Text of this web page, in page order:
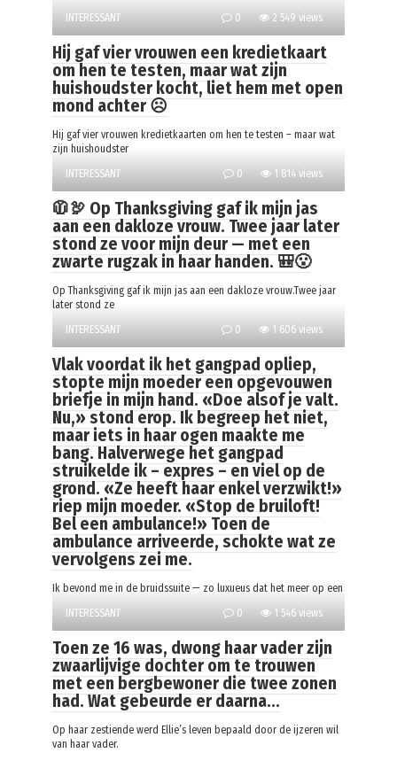
INTERESSANT
0 2 549 views
Hij gaf vier vrouwen een kredietkaart
om hen te testen, maar wat zijn
huishoudster kocht, liet hem met open
mond achter ☹️
Hij gaf vier vrouwen kredietkaarten om hen te testen – maar wat
zijn huishoudster
INTERESSANT
0 1 814 views
🧥🦃 Op Thanksgiving gaf ik mijn jas
aan een dakloze vrouw. Twee jaar later
stond ze voor mijn deur — met een
zwarte rugzak in haar handen. 🎒😮
Op Thanksgiving gaf ik mijn jas aan een dakloze vrouw.Twee jaar
later stond ze
INTERESSANT
0 1 606 views
Vlak voordat ik het gangpad opliep,
stopte mijn moeder een opgevouwen
briefje in mijn hand. «Doe alsof je valt.
Nu,» stond erop. Ik begreep het niet,
maar iets in haar ogen maakte me
bang. Halverwege het gangpad
struikelde ik – expres – en viel op de
grond. «Ze heeft haar enkel verzwikt!»
riep mijn moeder. «Stop de bruiloft!
Bel een ambulance!» Toen de
ambulance arriveerde, schokte wat ze
vervolgens zei me.
Ik bevond me in de bruidssuite — zo luxueus dat het meer op een
INTERESSANT
0 1 546 views
Toen ze 16 was, dwong haar vader zijn
zwaarlijvige dochter om te trouwen
met een bergbewoner die twee zonen
had. Wat gebeurde er daarna…
Op haar zestiende werd Ellie’s leven bepaald door de ijzeren wil
van haar vader.